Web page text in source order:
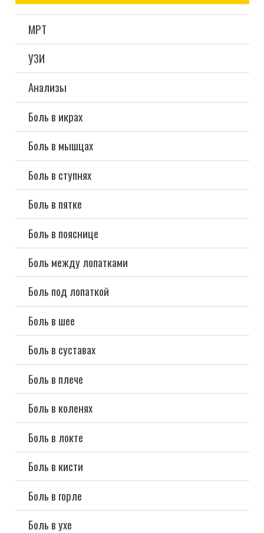
МРТ
УЗИ
Анализы
Боль в икрах
Боль в мышцах
Боль в ступнях
Боль в пятке
Боль в пояснице
Боль между лопатками
Боль под лопаткой
Боль в шее
Боль в суставах
Боль в плече
Боль в коленях
Боль в локте
Боль в кисти
Боль в горле
Боль в ухе